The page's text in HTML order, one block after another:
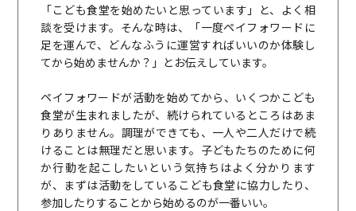
「こども食堂を始めたいと思っています」と、よく相
談を受けます。そんな時は、「一度ペイフォワードに
足を運んで、どんなふうに運営すればいいのか体験し
てから始めませんか？」とお伝えしています。
ペイフォワードが活動を始めてから、いくつかこども
食堂が生まれましたが、続けられているところはあま
りありません。調理ができても、一人や二人だけで続
けることは無理だと思います。子どもたちのために何
か行動を起こしたいという気持ちはよく分かります
が、まずは活動をしているこども食堂に協力したり、
参加したりすることから始めるのが一番いい。